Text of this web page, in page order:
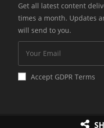
Get all latest content
times a month. Updates
will send to you.
Accept GDPR Terms
Copyright